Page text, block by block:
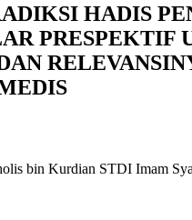
HADIS
PRESPEKTIF
bin Kurdian STDI Imam